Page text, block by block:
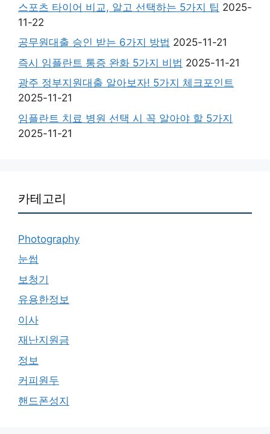
스포츠 타이어 비교, 알고 선택하는 5가지 팁 2025-
11-22
공무원대출 승인 받는 6가지 방법 2025-11-21
즉시 임플란트 통증 완화 5가지 비법 2025-11-21
광주 정부지원대출 알아보자! 5가지 체크포인트
2025-11-21
임플란트 치료 병원 선택 시 꼭 알아야 할 5가지
2025-11-21
카테고리
Photography
눈썹
보청기
유용한정보
이사
재난지원금
정보
커피원두
핸드폰성지